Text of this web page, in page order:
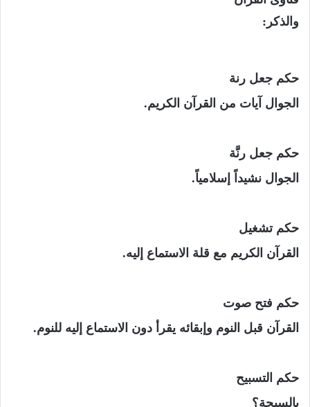
والذكر:
حكم جعل رنة
الجوال آيات من القرآن الكريم.
حكم جعل رنَّة
الجوال نشيداً إسلامياً.
حكم تشغيل
القرآن الكريم مع قلة الاستماع إليه.
حكم فتح صوت
القرآن قبل النوم وإبقائه يقرأ دون الاستماع إليه للنوم.
حكم التسبيح
بالسبحة؟